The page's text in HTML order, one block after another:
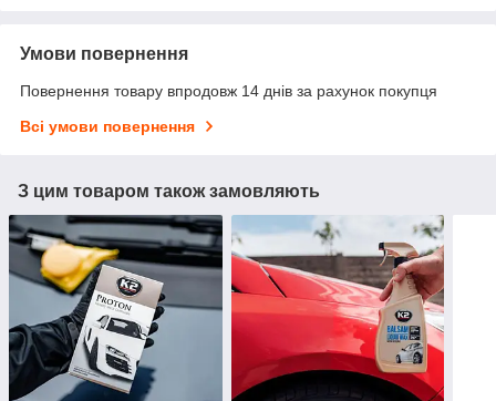
Умови повернення
Повернення товару впродовж 14 днів за рахунок покупця
Всі умови повернення
З цим товаром також замовляють